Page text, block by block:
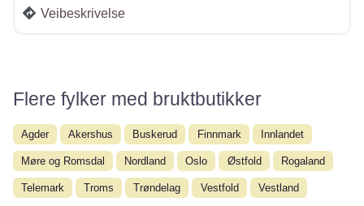
Veibeskrivelse
Flere fylker med bruktbutikker
Agder Akershus Buskerud Finnmark Innlandet
Møre og Romsdal Nordland Oslo Østfold Rogaland
Telemark Troms Trøndelag Vestfold Vestland